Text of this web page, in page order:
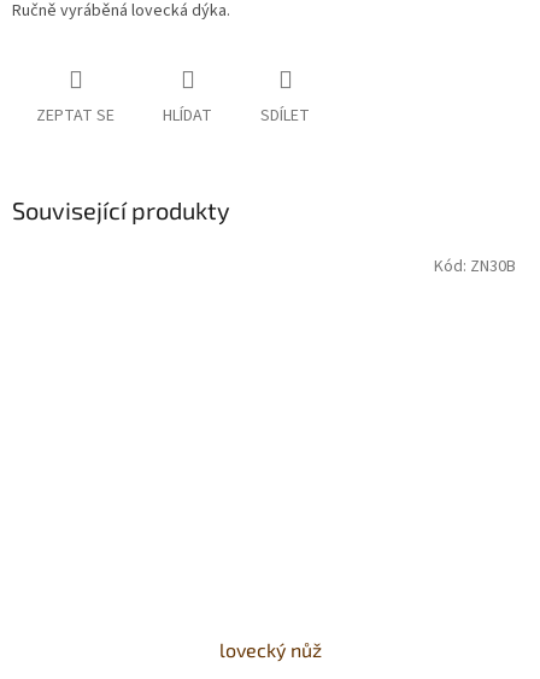
Ručně vyráběná lovecká dýka.
ZEPTAT SE HLÍDAT SDÍLET
Související produkty
lovecký nůž
Kód: ZN30B